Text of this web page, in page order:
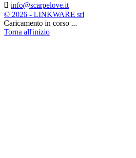
 info@scarpelove.it
© 2026 - LINKWARE srl
Caricamento in corso ...
Torna all'inizio